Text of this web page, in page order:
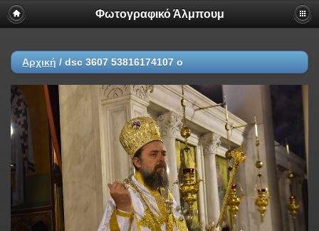
Φωτογραφικό Άλμπουμ
Αρχική / dsc 3607 53816174107 o